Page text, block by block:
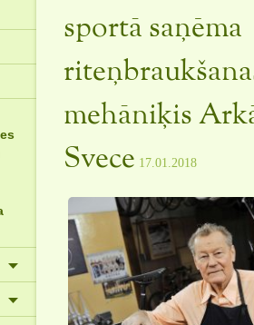
sportā saņēma
mehāniķis
Svece 17.01.2018